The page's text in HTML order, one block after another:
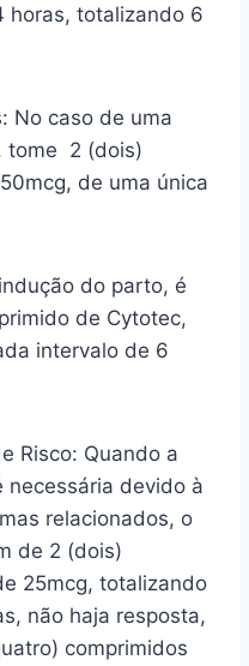
horas, totalizando 6
No caso de uma
tome 2 (dois)
de uma única
do parto, é
de Cytotec,
intervalo de 6
Risco: Quando a
necessária devido à
relacionados, o
de 2 (dois)
25mcg, totalizando
não haja resposta,
comprimidos